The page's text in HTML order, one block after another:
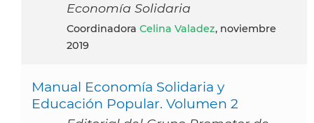
Economía Solidaria
Coordinadora Celina Valadez, noviembre
2019
Manual Economía Solidaria y
Educación Popular. Volumen 2